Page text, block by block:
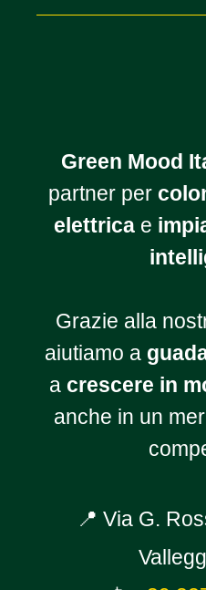
Green Mood
partner per
elettrica e
Grazie alla
aiutiamo a
a crescere in
anche in un
📍 Via G.